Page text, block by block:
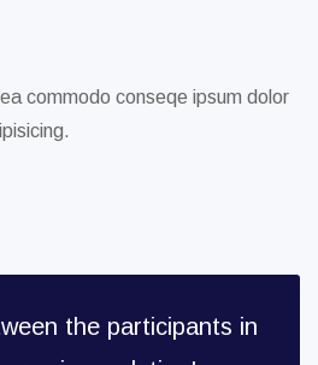
ea commodo conseqe ipsum dolor
the participants in